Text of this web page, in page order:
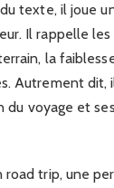
texte, il joue
Il rappelle les
la
Autrement dit,
voyage et
road trip, une